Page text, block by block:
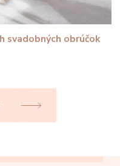
svadobných obrúčok